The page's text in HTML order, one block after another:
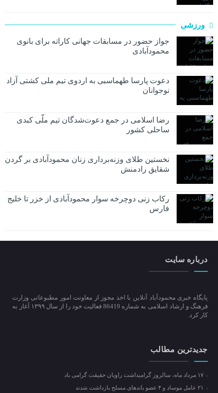
ورزشی
جواز حضور در مسابقات جهانی کاراته برای بانوی
محمودآبادی
دعوت پارسا طهماسبی به اردوی تیم ملی کشتی آزاد
نوجوانان
رضا اسلامی در جمع دعوت‌شدگان تیم ملّی کبدی
ساحلی کشور
نخستین طلای وزنه‌برداری زنان محمودآبادی بر گردن
شقایق رادمنش
رکاب زنی دوچرخه سوار محمودآبادی از خزر تا خلیج
فارس
درباره سایت
پایگاه خبری محمودآباد آنلاین با اخذ مجوز از معاونت امور مطبوعاتی وزارت
فرهنگ و ارشاد اسلامی به شماره 86419 فعالیت خود را از سال ۱۳۹۹ آغاز به
کار کرد.
جدیدترین مطالب
۱۷ مرداد ماه، سالروز گرامیداشت راویان حقیقت گرامی باد